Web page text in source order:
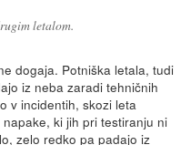
letalom.
dogaja. Potniška letala, tudi
iz neba zaradi tehničnih
v incidentih, skozi leta
ki jih pri testiranju ni
zelo redko pa padajo iz